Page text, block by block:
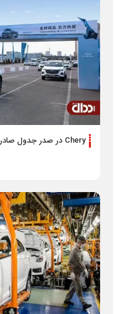
Chery در صدر جدول صادرات خودرو چین +آمار فروش